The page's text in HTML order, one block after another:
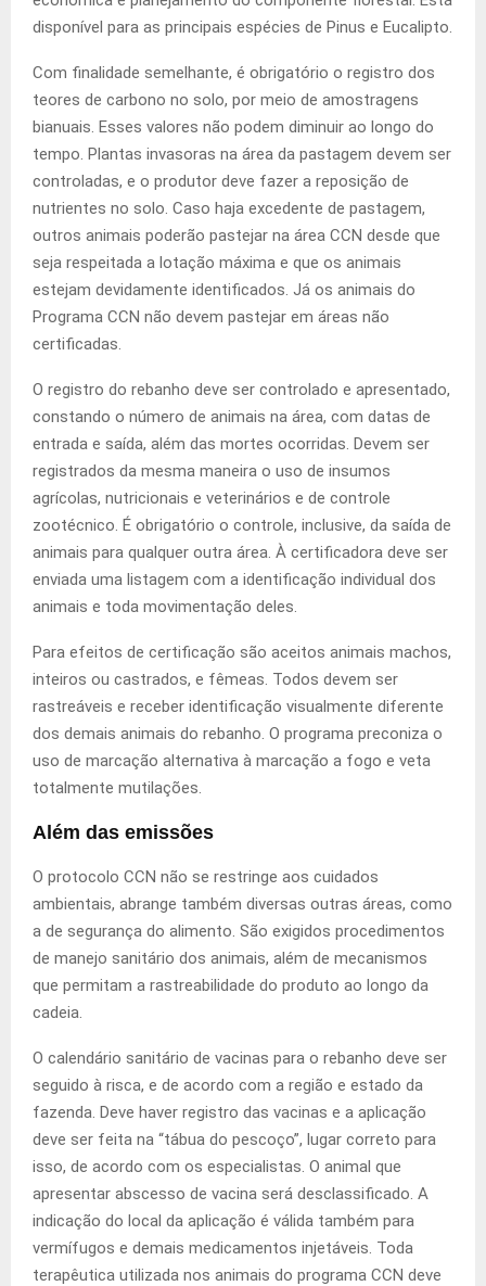
disponível para as principais espécies de Pinus e Eucalipto.
Com finalidade semelhante, é obrigatório o registro dos
teores de carbono no solo, por meio de amostragens
bianuais. Esses valores não podem diminuir ao longo do
tempo. Plantas invasoras na área da pastagem devem ser
controladas, e o produtor deve fazer a reposição de
nutrientes no solo. Caso haja excedente de pastagem,
outros animais poderão pastejar na área CCN desde que
seja respeitada a lotação máxima e que os animais
estejam devidamente identificados. Já os animais do
Programa CCN não devem pastejar em áreas não
certificadas.
O registro do rebanho deve ser controlado e apresentado,
constando o número de animais na área, com datas de
entrada e saída, além das mortes ocorridas. Devem ser
registrados da mesma maneira o uso de insumos
agrícolas, nutricionais e veterinários e de controle
zootécnico. É obrigatório o controle, inclusive, da saída de
animais para qualquer outra área. À certificadora deve ser
enviada uma listagem com a identificação individual dos
animais e toda movimentação deles.
Para efeitos de certificação são aceitos animais machos,
inteiros ou castrados, e fêmeas. Todos devem ser
rastreáveis e receber identificação visualmente diferente
dos demais animais do rebanho. O programa preconiza o
uso de marcação alternativa à marcação a fogo e veta
totalmente mutilações.
Além das emissões
O protocolo CCN não se restringe aos cuidados
ambientais, abrange também diversas outras áreas, como
a de segurança do alimento. São exigidos procedimentos
de manejo sanitário dos animais, além de mecanismos
que permitam a rastreabilidade do produto ao longo da
cadeia.
O calendário sanitário de vacinas para o rebanho deve ser
seguido à risca, e de acordo com a região e estado da
fazenda. Deve haver registro das vacinas e a aplicação
deve ser feita na “tábua do pescoço”, lugar correto para
isso, de acordo com os especialistas. O animal que
apresentar abscesso de vacina será desclassificado. A
indicação do local da aplicação é válida também para
vermífugos e demais medicamentos injetáveis. Toda
terapêutica utilizada nos animais do programa CCN deve